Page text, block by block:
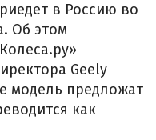
в Россию во
Об этом
Geely
модель предложат
как